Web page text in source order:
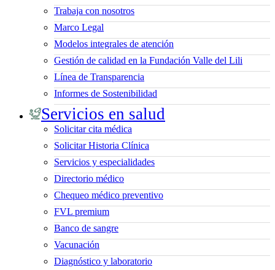
Trabaja con nosotros
Marco Legal
Modelos integrales de atención
Gestión de calidad en la Fundación Valle del Lili
Línea de Transparencia
Informes de Sostenibilidad
Servicios en salud
Solicitar cita médica
Solicitar Historia Clínica
Servicios y especialidades
Directorio médico
Chequeo médico preventivo
FVL premium
Banco de sangre
Vacunación
Diagnóstico y laboratorio